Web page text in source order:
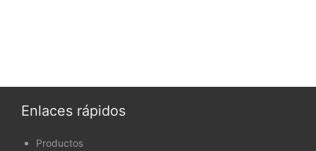
Enlaces rápidos
Productos